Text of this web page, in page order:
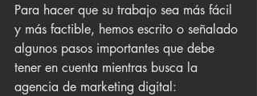
Para hacer que su trabajo sea más fácil
y más factible, hemos escrito o señalado
algunos pasos importantes que debe
tener en cuenta mientras busca la
agencia de marketing digital: